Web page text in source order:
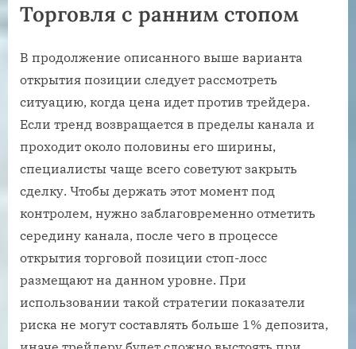
Торговля с ранним стопом
В продолжение описанного выше варианта
открытия позиции следует рассмотреть
ситуацию, когда цена идет против трейдера.
Если тренд возвращается в пределы канала и
проходит около половины его ширины,
специалисты чаще всего советуют закрыть
сделку. Чтобы держать этот момент под
контролем, нужно заблаговременно отметить
середину канала, после чего в процессе
открытия торговой позиции стоп-лосс
размещают на данном уровне. При
использовании такой стратегии показатели
риска не могут составлять больше 1% депозита,